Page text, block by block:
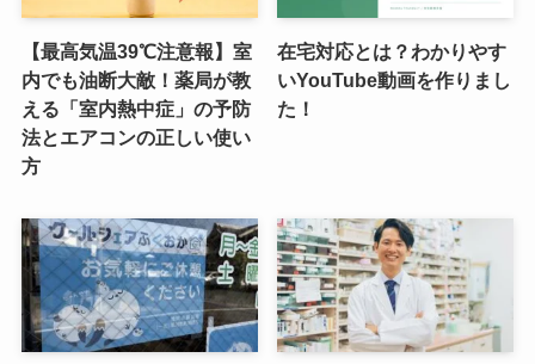
【最高気温39℃注意報】室
内でも油断大敵！薬局が教
える「室内熱中症」の予防
法とエアコンの正しい使い
方
在宅対応とは？わかりやす
いYouTube動画を作りまし
た！